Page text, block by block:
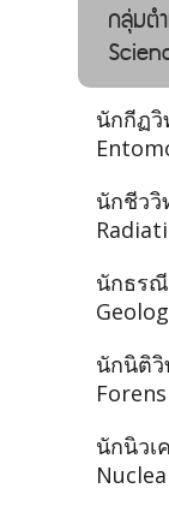
กลุ่มต
นักกีฏวิ
นักชีววิ
นักธร
นักนิติ
นักนิวเ